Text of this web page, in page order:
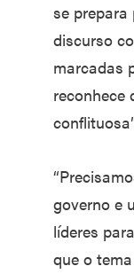
se prepara
discurso
marcadas
reconhece
governo e
líderes
que o